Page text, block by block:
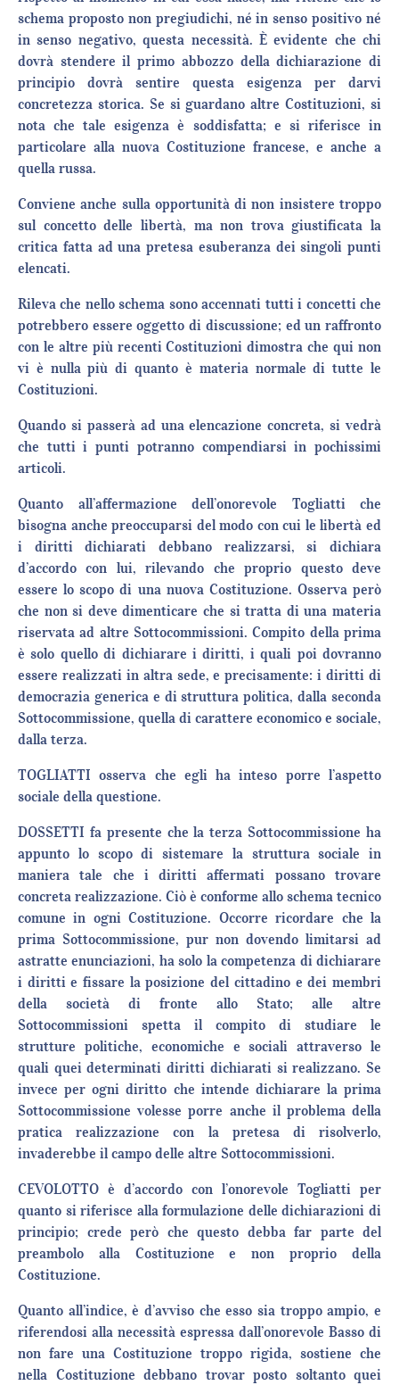
schema proposto non pregiudichi, né in senso positivo né
in senso negativo, questa necessità. È evidente che chi
dovrà stendere il primo abbozzo della dichiarazione di
principio dovrà sentire questa esigenza per darvi
concretezza storica. Se si guardano altre Costituzioni, si
nota che tale esigenza è soddisfatta; e si riferisce in
particolare alla nuova Costituzione francese, e anche a
quella russa.
Conviene anche sulla opportunità di non insistere troppo
sul concetto delle libertà, ma non trova giustificata la
critica fatta ad una pretesa esuberanza dei singoli punti
elencati.
Rileva che nello schema sono accennati tutti i concetti che
potrebbero essere oggetto di discussione; ed un raffronto
con le altre più recenti Costituzioni dimostra che qui non
vi è nulla più di quanto è materia normale di tutte le
Costituzioni.
Quando si passerà ad una elencazione concreta, si vedrà
che tutti i punti potranno compendiarsi in pochissimi
articoli.
Quanto all’affermazione dell’onorevole Togliatti che
bisogna anche preoccuparsi del modo con cui le libertà ed
i diritti dichiarati debbano realizzarsi, si dichiara
d’accordo con lui, rilevando che proprio questo deve
essere lo scopo di una nuova Costituzione. Osserva però
che non si deve dimenticare che si tratta di una materia
riservata ad altre Sottocommissioni. Compito della prima
è solo quello di dichiarare i diritti, i quali poi dovranno
essere realizzati in altra sede, e precisamente: i diritti di
democrazia generica e di struttura politica, dalla seconda
Sottocommissione, quella di carattere economico e sociale,
dalla terza.
TOGLIATTI osserva che egli ha inteso porre l’aspetto
sociale della questione.
DOSSETTI fa presente che la terza Sottocommissione ha
appunto lo scopo di sistemare la struttura sociale in
maniera tale che i diritti affermati possano trovare
concreta realizzazione. Ciò è conforme allo schema tecnico
comune in ogni Costituzione. Occorre ricordare che la
prima Sottocommissione, pur non dovendo limitarsi ad
astratte enunciazioni, ha solo la competenza di dichiarare
i diritti e fissare la posizione del cittadino e dei membri
della società di fronte allo Stato; alle altre
Sottocommissioni spetta il compito di studiare le
strutture politiche, economiche e sociali attraverso le
quali quei determinati diritti dichiarati si realizzano. Se
invece per ogni diritto che intende dichiarare la prima
Sottocommissione volesse porre anche il problema della
pratica realizzazione con la pretesa di risolverlo,
invaderebbe il campo delle altre Sottocommissioni.
CEVOLOTTO è d’accordo con l’onorevole Togliatti per
quanto si riferisce alla formulazione delle dichiarazioni di
principio; crede però che questo debba far parte del
preambolo alla Costituzione e non proprio della
Costituzione.
Quanto all’indice, è d’avviso che esso sia troppo ampio, e
riferendosi alla necessità espressa dall’onorevole Basso di
non fare una Costituzione troppo rigida, sostiene che
nella Costituzione debbano trovar posto soltanto quei